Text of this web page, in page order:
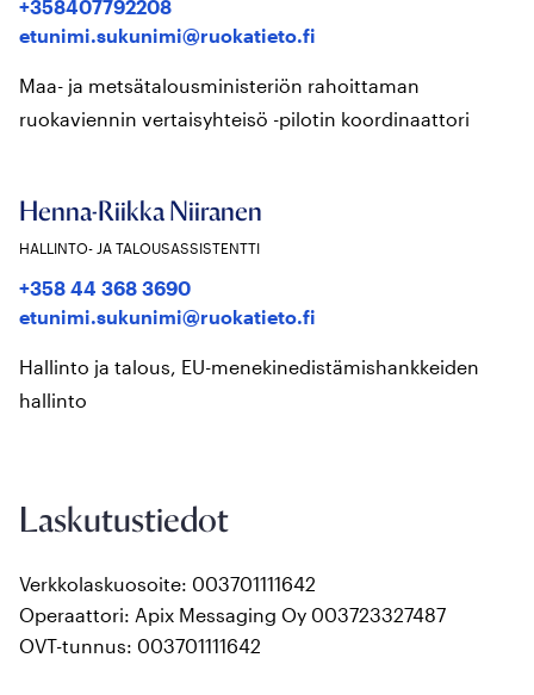
+358407792208
etunimi.sukunimi@ruokatieto.fi
Maa- ja metsätalousministeriön rahoittaman
ruokaviennin vertaisyhteisö -pilotin koordinaattori
Henna-Riikka Niiranen
HALLINTO- JA TALOUSASSISTENTTI
+358 44 368 3690
etunimi.sukunimi@ruokatieto.fi
Hallinto ja talous, EU-menekinedistämishankkeiden
hallinto
Laskutustiedot
Verkkolaskuosoite: 003701111642
Operaattori: Apix Messaging Oy 003723327487
OVT-tunnus: 003701111642